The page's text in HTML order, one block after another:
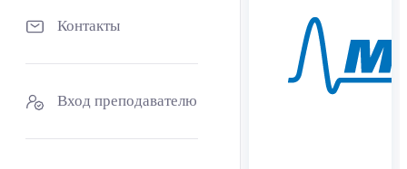
Контакты
Вход преподавателю